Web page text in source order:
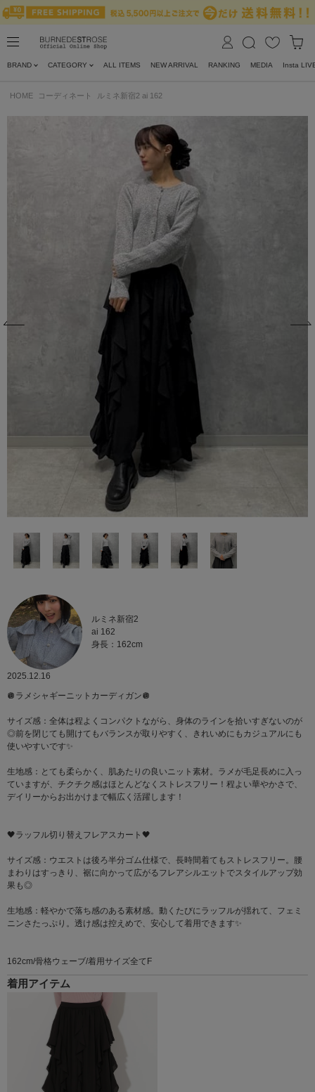
BRAND CATEGORY ALL ITEMS NEW ARRIVAL RANKING MEDIA Insta
HOME コーディネート ルミネ新宿2 ai 162
ルミネ新宿2
ai 162
身長：162cm
2025.12.16
🪩ラメシャギーニットカーディガン🪩
サイズ感：全体は程よくコンパクトながら、身体のラインを拾いすぎないのが
◎前を閉じても開けてもバランスが取りやすく、きれいめにもカジュアルにも
使いやすいです✨
生地感：とても柔らかく、肌あたりの良いニット素材。ラメが毛足長めに入っ
ていますが、チクチク感はほとんどなくストレスフリー！程よい華やかさで、
デイリーからお出かけまで幅広く活躍します！
🖤ラッフル切り替えフレアスカート🖤
サイズ感：ウエストは後ろ半分ゴム仕様で、長時間着てもストレスフリー。腰
まわりはすっきり、裾に向かって広がるフレアシルエットでスタイルアップ効
果も◎
生地感：軽やかで落ち感のある素材感。動くたびにラッフルが揺れて、フェミ
ニンさたっぷり。透け感は控えめで、安心して着用できます✨
162cm/骨格ウェーブ/着用サイズ全てF
着用アイテム